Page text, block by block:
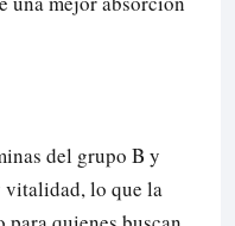
del grupo B y
vitalidad, lo que la